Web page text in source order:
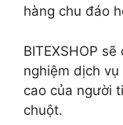
hàng chu đáo
BITEXSHOP
nghiệm dịch
cao của người
chuột.